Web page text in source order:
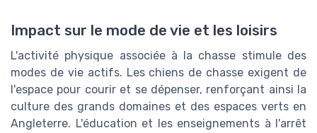
Impact sur le mode de vie et les loisirs
L'activité physique associée à la chasse stimule des
modes de vie actifs. Les chiens de chasse exigent de
l'espace pour courir et se dépenser, renforçant ainsi la
culture des grands domaines et des espaces verts en
Angleterre. L'éducation et les enseignements à l'arrêt